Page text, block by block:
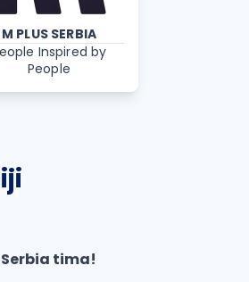
M PLUS SERBIA
Inspired by
People
tima!